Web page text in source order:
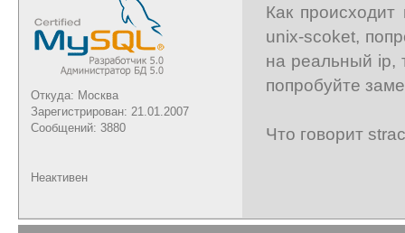
Откуда: Москва
Зарегистрирован: 21.01.2007
Сообщений: 3880
Как
unix-scoket,
на реальный ip,
попробуйте
Что говорит
Неактивен